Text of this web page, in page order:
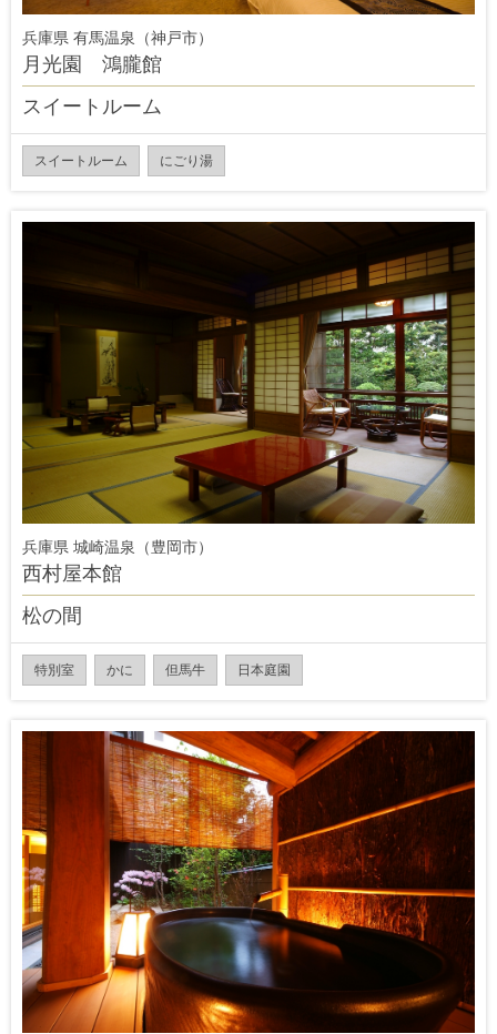
兵庫県 有馬温泉（神戸市）
月光園 鴻朧館
スイートルーム
スイートルーム にごり湯
兵庫県 城崎温泉（豊岡市）
西村屋本館
松の間
特別室 かに 但馬牛 日本庭園